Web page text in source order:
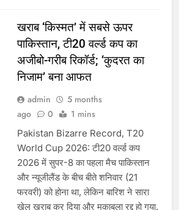
खराब ‘किस्मत’ में सबसे ऊपर
पाकिस्तान, टी20 वर्ल्ड कप का
अजीबो-गरीब रिकॉर्ड; ‘कुदरत का
निजाम’ बना आफत
admin
5 months
ago
0 1 mins
Pakistan Bizarre Record, T20
World Cup 2026: टी20 वर्ल्ड कप
2026 में सुपर-8 का पहला मैच पाकिस्तान
और न्यूजीलैंड के बीच बीते शनिवार (21
फरवरी) को होना था, लेकिन बारिश ने सारा
खेल खराब कर दिया और मुकाबला रद्द हो गया.